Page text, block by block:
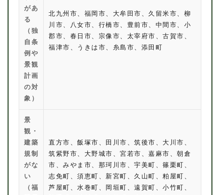
があ
る
（独
自条
例や
景観
計画
の対
象）
北九州市、福岡市、大牟田市、久留米市、柳
川市、八女市、行橋市、豊前市、中間市、小
郡市、春日市、宗像市、太宰府市、古賀市、
福津市、うきは市、糸島市、添田町
景
観・
建築
規制
がな
い
（福
直方市、飯塚市、田川市、筑後市、大川市、
筑紫野市、大野城市、宮若市、嘉麻市、朝倉
市、みやま市、那珂川市、宇美町、篠栗町、
志免町、須恵町、新宮町、久山町、粕屋町、
芦屋町、水巻町、岡垣町、遠賀町、小竹町、